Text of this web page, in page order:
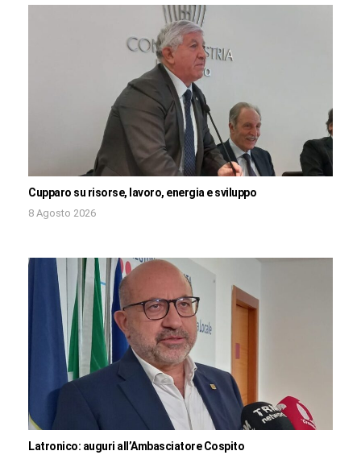
Cupparo su risorse, lavoro, energia e sviluppo
8 Agosto 2026
Latronico: auguri all’Ambasciatore Cospito